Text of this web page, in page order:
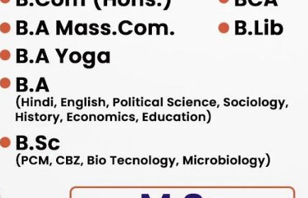
उत्तराखंड प्रदेश बड़ी खबर
जनसुनवाई कार्यक्रम में विभिन्न विभागों से संबंधित
56 समस्याएं की गई दर्ज, 32 समस्याओं का किया
गया मौके पर निस्तारण